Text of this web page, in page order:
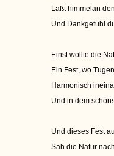
Laßt himmelan
Und Dankgefühl
Einst wollte die
Ein Fest, wo
Harmonisch
Und in dem
Und dieses Fest
Sah die Natur